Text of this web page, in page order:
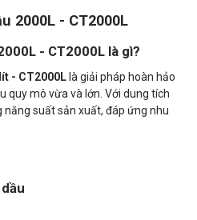
2000L - CT2000L
- CT2000L là gì?
- CT2000L là giải pháp hoàn hảo
quy mô vừa và lớn. Với dung tích
năng suất sản xuất, đáp ứng nhu